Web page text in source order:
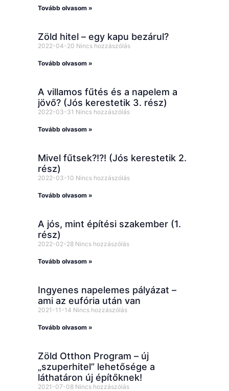
Tovább olvasom »
Zöld hitel – egy kapu bezárul?
2022-04-20 Nincs hozzászólás
Tovább olvasom »
A villamos fűtés és a napelem a
jövő? (Jós kerestetik 3. rész)
2022-03-31 Nincs hozzászólás
Tovább olvasom »
Mivel fűtsek?!?! (Jós kerestetik 2.
rész)
2022-03-10 Nincs hozzászólás
Tovább olvasom »
A jós, mint építési szakember (1.
rész)
2022-02-28 Nincs hozzászólás
Tovább olvasom »
Ingyenes napelemes pályázat –
ami az eufória után van
2021-11-14 Nincs hozzászólás
Tovább olvasom »
Zöld Otthon Program – új
„szuperhitel” lehetősége a
láthatáron új építőknek!
2021-07-08 Nincs hozzászólás